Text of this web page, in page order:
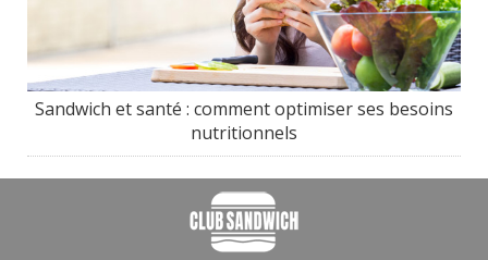
Sandwich et santé : comment optimiser ses besoins
nutritionnels